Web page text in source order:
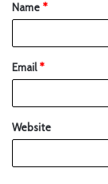
Name*
Email*
Website